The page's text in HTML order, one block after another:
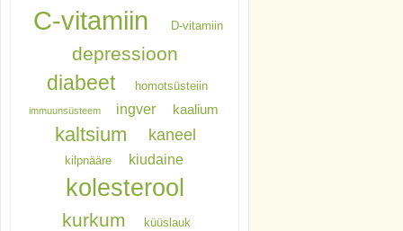
C-vitamiin D-vitamiin
depressioon
diabeet homotsüsteiin
immuunsüsteem ingver kaalium
kaltsium kaneel
kilpnääre kiudaine
kolesterool
kurkum küüslauk